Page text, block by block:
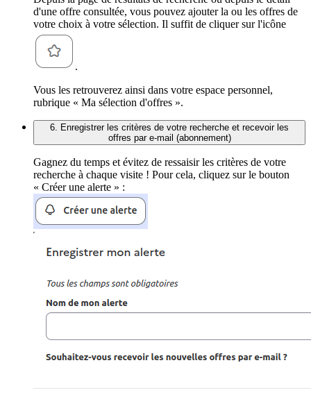
d'une offre consultée, vous pouvez ajouter la ou les offres de
votre choix à votre sélection. Il suffit de cliquer sur l'icône
.
Vous les retrouverez ainsi dans votre espace personnel,
rubrique « Ma sélection d'offres ».
6. Enregistrer les critères de votre recherche et recevoir les
offres par e-mail (abonnement)
Gagnez du temps et évitez de ressaisir les critères de votre
recherche à chaque visite ! Pour cela, cliquez sur le bouton
« Créer une alerte » :